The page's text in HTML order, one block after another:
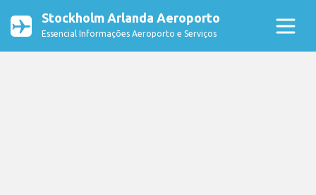
Stockholm Arlanda Aeroporto
Essencial Informações Aeroporto e Serviços